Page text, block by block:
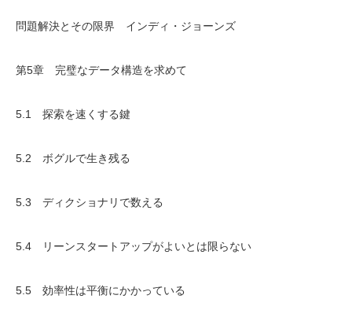
問題解決とその限界 インディ・ジョーンズ
第5章 完璧なデータ構造を求めて
5.1 探索を速くする鍵
5.2 ボグルで生き残る
5.3 ディクショナリで数える
5.4 リーンスタートアップがよいとは限らない
5.5 効率性は平衡にかかっている